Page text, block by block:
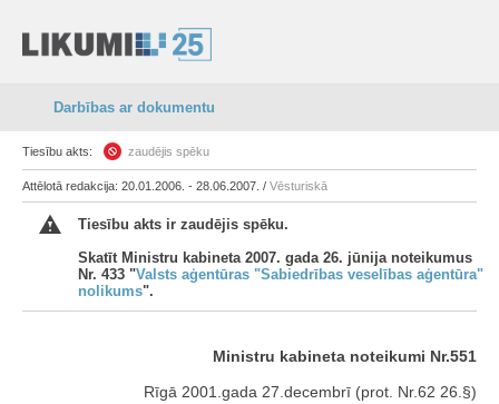
Darbības ar dokumentu
Tiesību akts: zaudējis spēku
Attēlotā redakcija: 20.01.2006. - 28.06.2007. / Vēsturiskā
Tiesību akts ir zaudējis spēku.
Skatīt Ministru kabineta 2007. gada 26. jūnija noteikumus
Nr. 433 "Valsts aģentūras "Sabiedrības veselības aģentūra"
nolikums".
Ministru kabineta noteikumi Nr.551
Rīgā 2001.gada 27.decembrī (prot. Nr.62 26.§)